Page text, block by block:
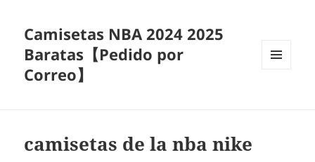
Camisetas NBA 2024 2025
Baratas【Pedido por
Correo】
camisetas de la nba nike